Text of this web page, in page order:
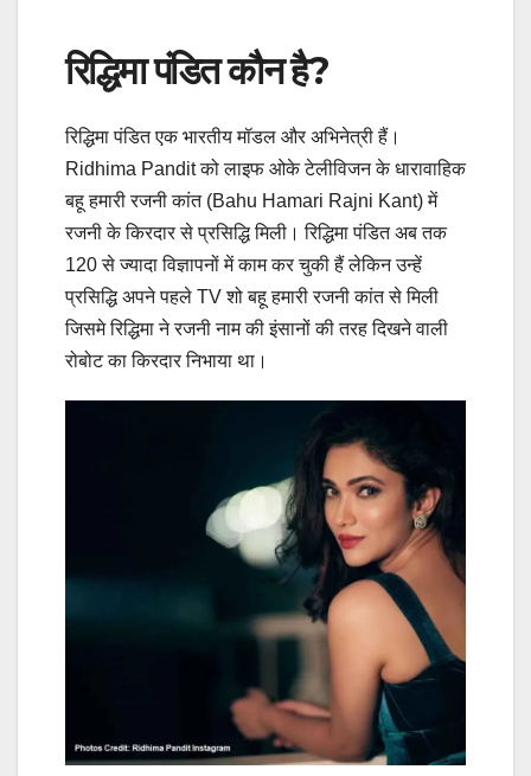
रिद्धिमा पंडित कौन है?
रिद्धिमा पंडित एक भारतीय मॉडल और अभिनेत्री हैं।
Ridhima Pandit को लाइफ ओके टेलीविजन के धारावाहिक
बहू हमारी रजनी कांत (Bahu Hamari Rajni Kant) में
रजनी के किरदार से प्रसिद्धि मिली। रिद्धिमा पंडित अब तक
120 से ज्यादा विज्ञापनों में काम कर चुकी हैं लेकिन उन्हें
प्रसिद्धि अपने पहले TV शो बहू हमारी रजनी कांत से मिली
जिसमे रिद्धिमा ने रजनी नाम की इंसानों की तरह दिखने वाली
रोबोट का किरदार निभाया था।